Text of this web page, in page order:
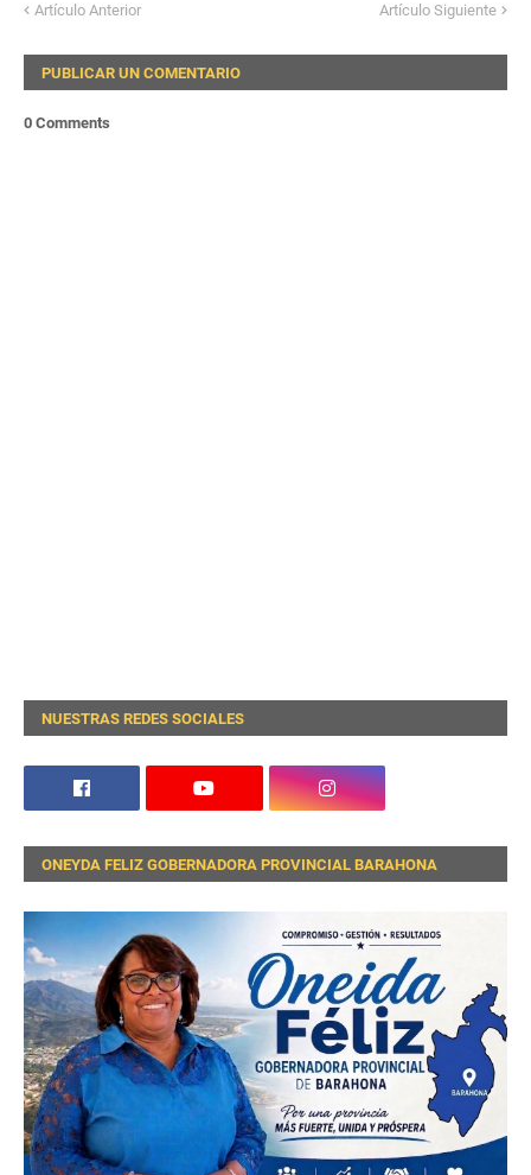
Artículo Anterior Artículo Siguiente
PUBLICAR UN COMENTARIO
0 Comments
NUESTRAS REDES SOCIALES
ONEYDA FELIZ GOBERNADORA PROVINCIAL BARAHONA